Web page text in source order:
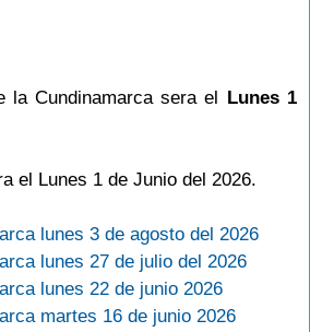
la Cundinamarca sera el Lunes 1
el Lunes 1 de Junio del 2026.
lunes 3 de agosto del 2026
lunes 27 de julio del 2026
lunes 22 de junio 2026
martes 16 de junio 2026